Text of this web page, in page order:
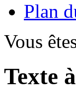
Plan
Vous
Texte